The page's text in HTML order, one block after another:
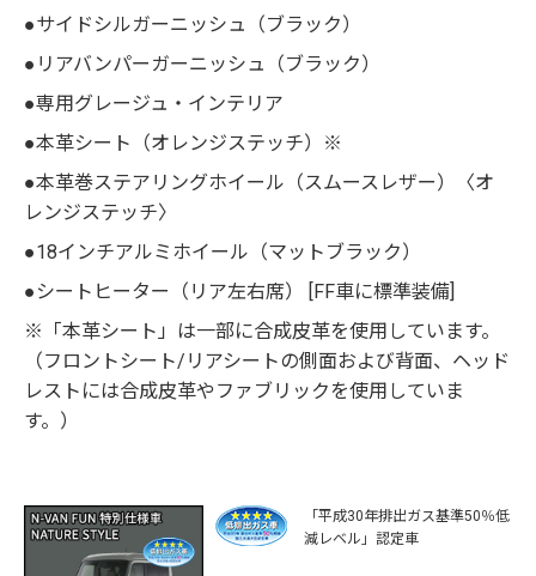
●サイドシルガーニッシュ（ブラック）
●リアバンパーガーニッシュ（ブラック）
●専用グレージュ・インテリア
●本革シート（オレンジステッチ）※
●本革巻ステアリングホイール（スムースレザー）〈オ
レンジステッチ〉
●18インチアルミホイール（マットブラック）
●シートヒーター（リア左右席） [FF車に標準装備]
※「本革シート」は一部に合成皮革を使用しています。
（フロントシート/リアシートの側面および背面、ヘッド
レストには合成皮革やファブリックを使用していま
す。）
「平成30年排出ガス基準50％低
減レベル」認定車